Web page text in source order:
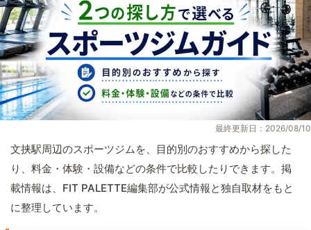
最終更新日：2026/08/10
文挟駅周辺のスポーツジムを、目的別のおすすめから探した
り、料金・体験・設備などの条件で比較したりできます。掲
載情報は、FIT PALETTE編集部が公式情報と独自取材をもと
に整理しています。